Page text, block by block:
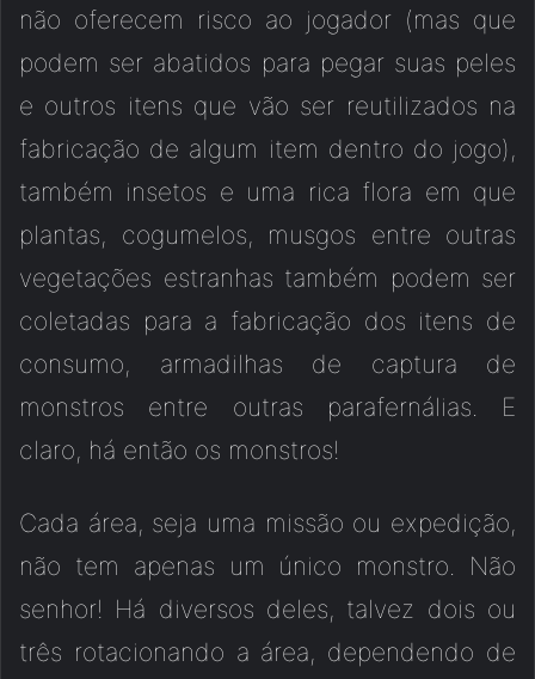
não oferecem risco ao jogador (mas que
podem ser abatidos para pegar suas peles
e outros itens que vão ser reutilizados na
fabricação de algum item dentro do jogo),
também insetos e uma rica flora em que
plantas, cogumelos, musgos entre outras
vegetações estranhas também podem ser
coletadas para a fabricação dos itens de
consumo, armadilhas de captura de
monstros entre outras parafernálias. E
claro, há então os monstros!
Cada área, seja uma missão ou expedição,
não tem apenas um único monstro. Não
senhor! Há diversos deles, talvez dois ou
três rotacionando a área, dependendo de